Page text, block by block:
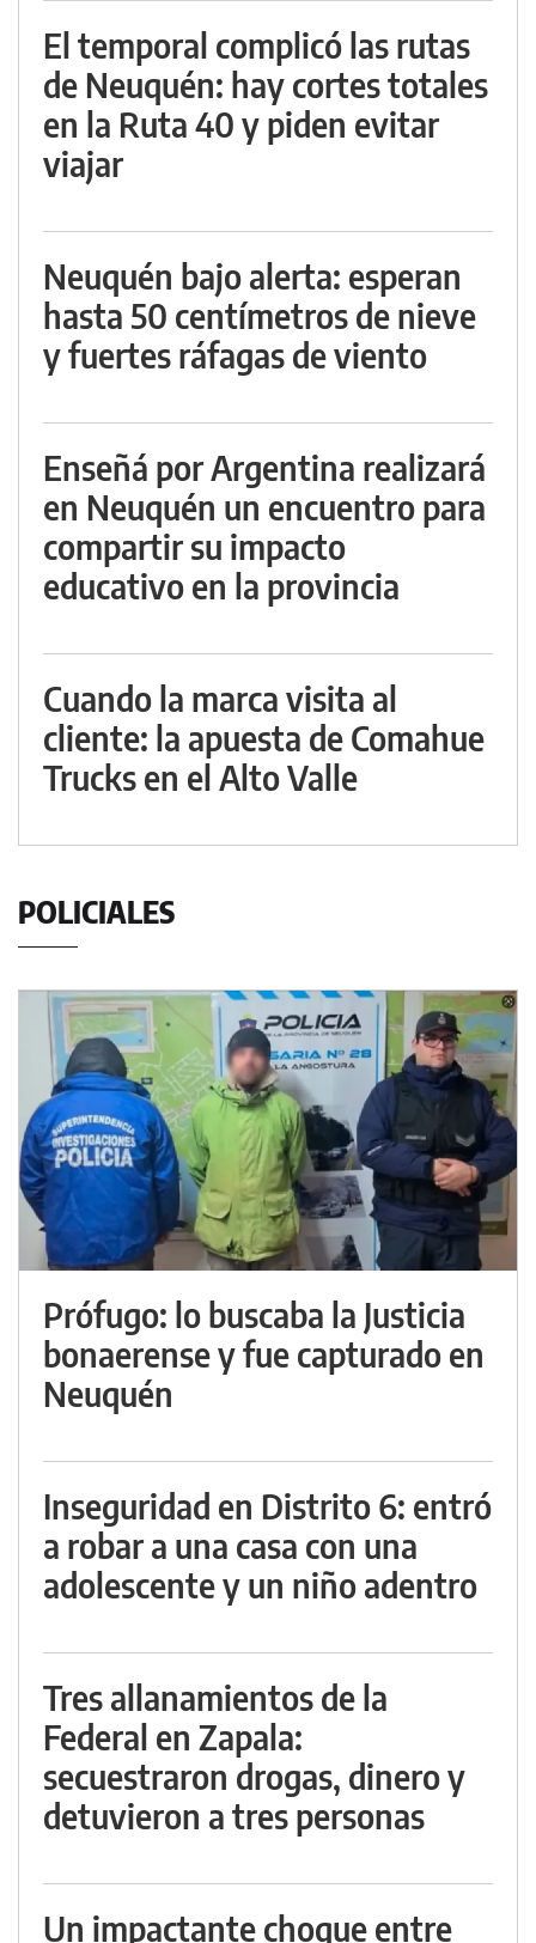
El temporal complicó las rutas
de Neuquén: hay cortes totales
en la Ruta 40 y piden evitar
viajar
Neuquén bajo alerta: esperan
hasta 50 centímetros de nieve
y fuertes ráfagas de viento
Enseñá por Argentina realizará
en Neuquén un encuentro para
compartir su impacto
educativo en la provincia
Cuando la marca visita al
cliente: la apuesta de Comahue
Trucks en el Alto Valle
POLICIALES
Prófugo: lo buscaba la Justicia
bonaerense y fue capturado en
Neuquén
Inseguridad en Distrito 6: entró
a robar a una casa con una
adolescente y un niño adentro
Tres allanamientos de la
Federal en Zapala:
secuestraron drogas, dinero y
detuvieron a tres personas
Un impactante choque entre